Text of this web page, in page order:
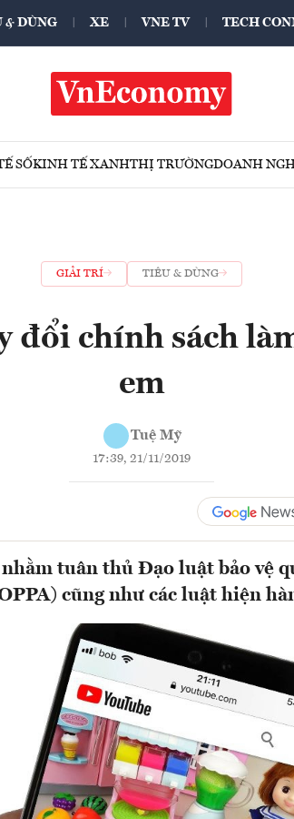
& DÙNG XE VNE TV TECH
SỐKINH TẾ XANHTHỊ TRƯỜNGDOANH
GIẢI TRÍ TIÊU & DÙNG
đổi chính sách
em
Tuệ Mỹ
17:39, 21/11/2019
tuân thủ Đạo luật bảo vệ
cũng như các luật hiện